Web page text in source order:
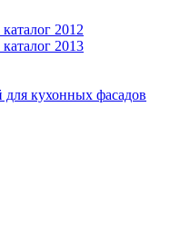
2012
2013
для кухонных фасадов